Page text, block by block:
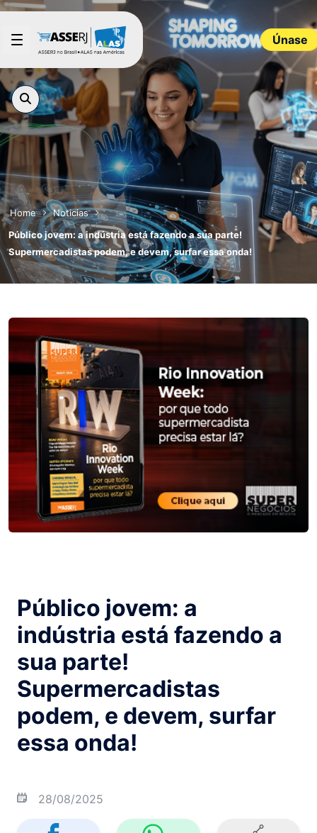
Saltar al contenido principal
Únase
Home
Noticias
Público jovem: a indústria está fazendo a sua parte!
Supermercadistas podem, e devem, surfar essa onda!
Público jovem: a
indústria está fazendo a
sua parte!
Supermercadistas
podem, e devem, surfar
essa onda!
28/08/2025